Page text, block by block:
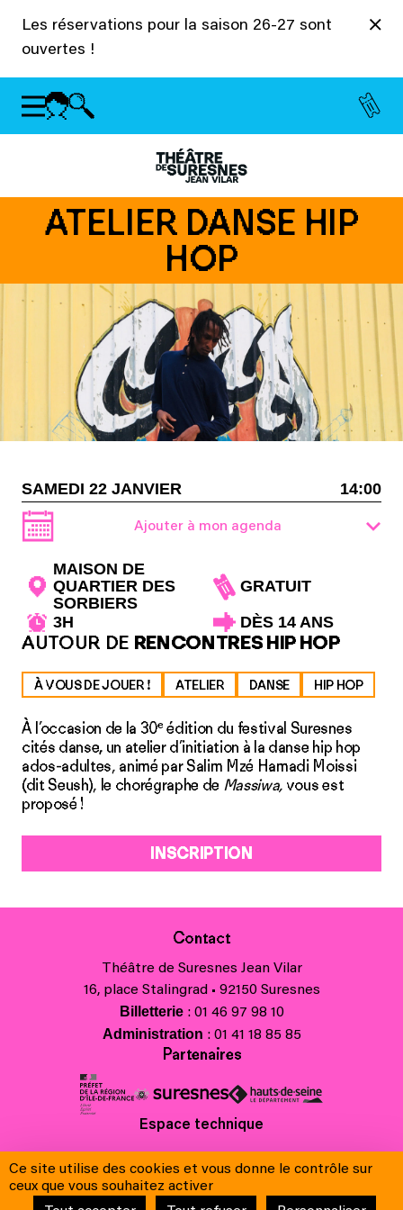
Les réservations pour la saison 26-27 sont
ouvertes !
ATELIER DANSE HIP
HOP
SAMEDI 22 JANVIER 14:00
Ajouter à mon agenda
MAISON DE
QUARTIER DES
SORBIERS
GRATUIT
3H
DÈS 14 ANS
AUTOUR DE RENCONTRES HIP HOP
À VOUS DE JOUER ! ATELIER DANSE HIP HOP
À l’occasion de la 30e édition du festival Suresnes
cités danse, un atelier d’initiation à la danse hip hop
ados-adultes, animé par Salim Mzé Hamadi Moissi
(dit Seush), le chorégraphe de Massiwa, vous est
proposé !
INSCRIPTION
Contact
Théâtre de Suresnes Jean Vilar
16, place Stalingrad • 92150 Suresnes
Billetterie: 01 46 97 98 10
Administration : 01 41 18 85 85
Partenaires
Espace technique
Contacts
Crédits
Ce site utilise des cookies et vous donne le contrôle sur
ceux que vous souhaitez activer